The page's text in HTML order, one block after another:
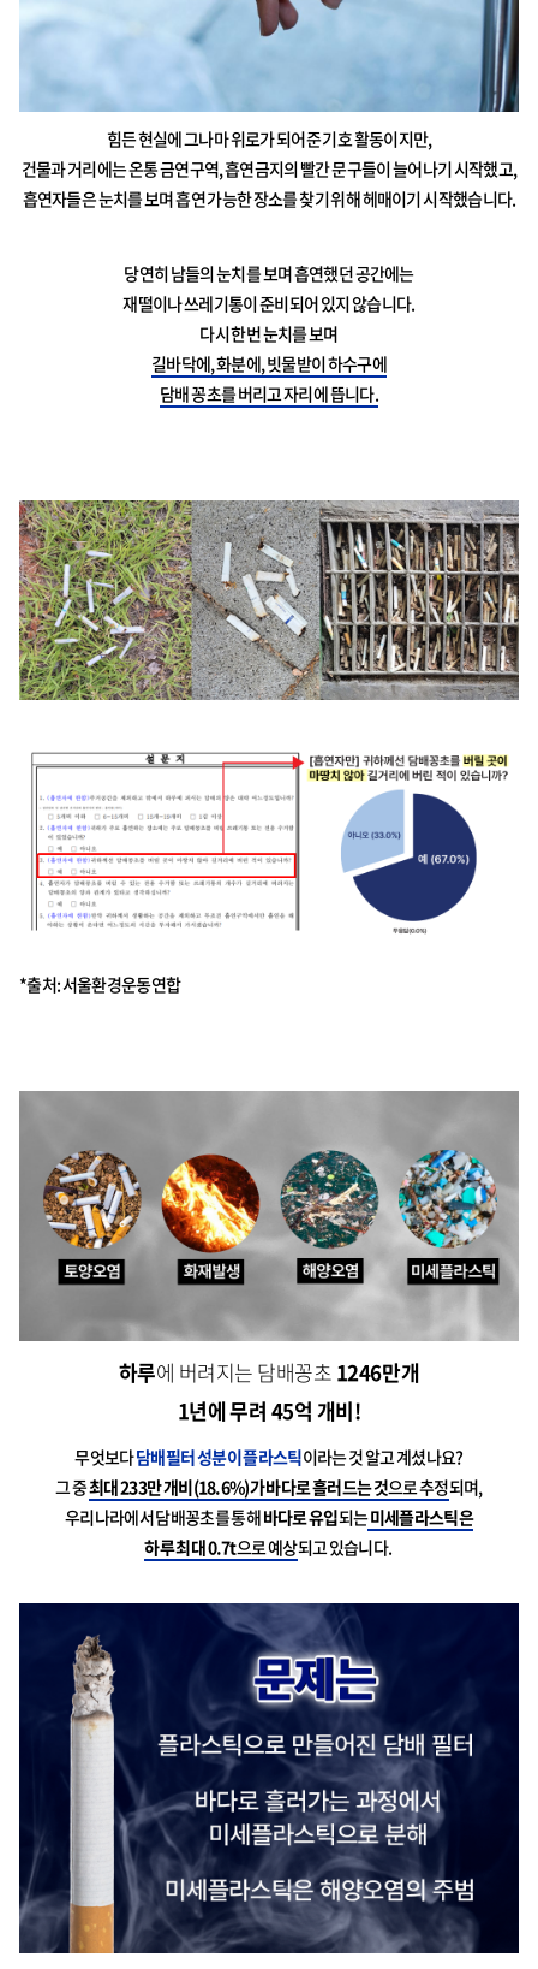
힘든 현실에 그나마 위로가 되어준 기호 활동이지만,
건물과 거리에는 온통 금연구역, 흡연금지의 빨간 문구들이 늘어나기 시작했고,
흡연자들은 눈치를 보며 흡연 가능한 장소를 찾기 위해 헤매이기 시작했습니다.
당연히 남들의 눈치를 보며 흡연했던 공간에는
재떨이나 쓰레기통이 준비되어 있지 않습니다.
다시 한번 눈치를 보며
길바닥에, 화분에, 빗물받이 하수구에
담배 꽁초를 버리고 자리에 뜹니다.
*출처: 서울환경운동연합
하루에 버려지는 담배꽁초 1246만개
1년에 무려 45억 개비!
무엇보다담배필터 성분이 플라스틱이라는 것 알고 계셨나요?
그 중최대 233만 개비(18.6%)가 바다로 흘러드는 것으로 추정되며,
우리나라에서 담배꽁초를 통해바다로 유입되는미세플라스틱은
하루 최대0.7t으로 예상되고 있습니다.